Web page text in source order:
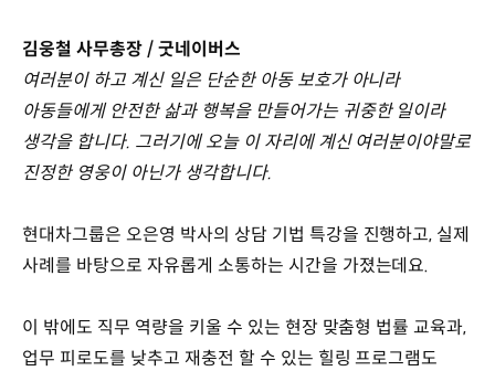
김웅철 사무총장 / 굿네이버스
여러분이 하고 계신 일은 단순한 아동 보호가 아니라
아동들에게 안전한 삶과 행복을 만들어가는 귀중한 일이라
생각을 합니다. 그러기에 오늘 이 자리에 계신 여러분이야말로
진정한 영웅이 아닌가 생각합니다.
현대차그룹은 오은영 박사의 상담 기법 특강을 진행하고, 실제
사례를 바탕으로 자유롭게 소통하는 시간을 가졌는데요.
이 밖에도 직무 역량을 키울 수 있는 현장 맞춤형 법률 교육과,
업무 피로도를 낮추고 재충전 할 수 있는 힐링 프로그램도